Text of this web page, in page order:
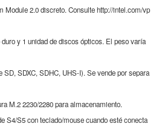
Module 2.0 discreto. Consulte http://intel.com/vp
y 1 unidad de discos ópticos. El peso varía
SD, SDXC, SDHC, UHS-I). Se vende por separa
M.2 2230/2280 para almacenamiento.
S4/S5 con teclado/mouse cuando esté conecta